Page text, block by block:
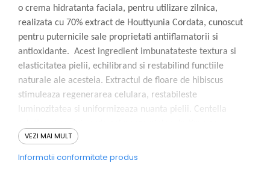
o crema hidratanta faciala, pentru utilizare zilnica,
realizata cu 70% extract de Houttyunia Cordata, cunoscut
pentru puternicile sale proprietati antiiflamatorii si
antioxidante. Acest ingredient imbunatateste textura si
elasticitatea pielii, echilibrand si restabilind functiile
naturale ale acesteia. Extractul de floare de hibiscus
stimuleaza regenerarea celulara, restabileste
luminozitatea si uniformizeaza nuanta pielii. Centella
lactobacteria si enzimele de rodie Previn deteriorarea
celulara cauzata de radicalii liberi.
VEZI MAI MULT
Informatii conformitate produs